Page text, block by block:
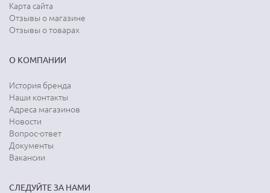
Карта сайта
Отзывы о магазине
Отзывы о товарах
О КОМПАНИИ
История бренда
Наши контакты
Адреса магазинов
Новости
Вопрос-ответ
Документы
Вакансии
СЛЕДУЙТЕ ЗА НАМИ